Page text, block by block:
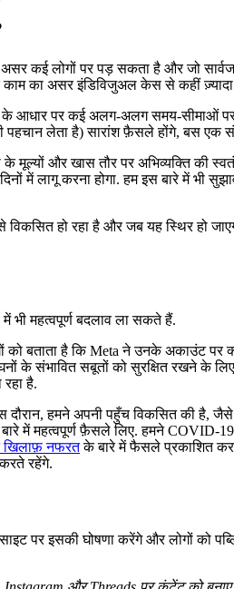
कई लोगों पर पड़ सकता है और जो
का असर इंडिविजुअल केस से कहीं ज़्यादा
आधार पर कई अलग-अलग समय-सीमाओं
लेता है) सारांश फ़ैसले होंगे, बस
मूल्यों और खास तौर पर अभिव्यक्ति की
में लागू करना होगा. हम इस बारे में भी
हो रहा है और जब यह स्थिर हो
भी महत्वपूर्ण बदलाव ला सकते हैं.
को बताता है कि Meta ने उनके अकाउंट
के संभावित सबूतों को सुरक्षित रखने
रहा है.
हमने अपनी पहुँच विकसित की है,
में महत्वपूर्ण फ़ैसले लिए. हमने COVID-
खिलाफ़ नफरतके बारे में फैसले प्रकाशित
रहेंगे.
पर इसकी घोषणा करेंगे और लोगों